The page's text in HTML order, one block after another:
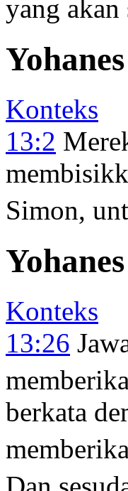
yang akan
Konteks
13:2
Simon,
Konteks
13:26
berkata